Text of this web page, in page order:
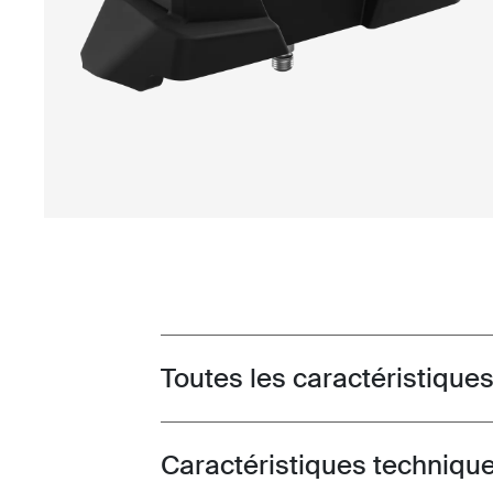
Toggle features
Toutes les caractéristiques
Toggle techspec
Caractéristiques